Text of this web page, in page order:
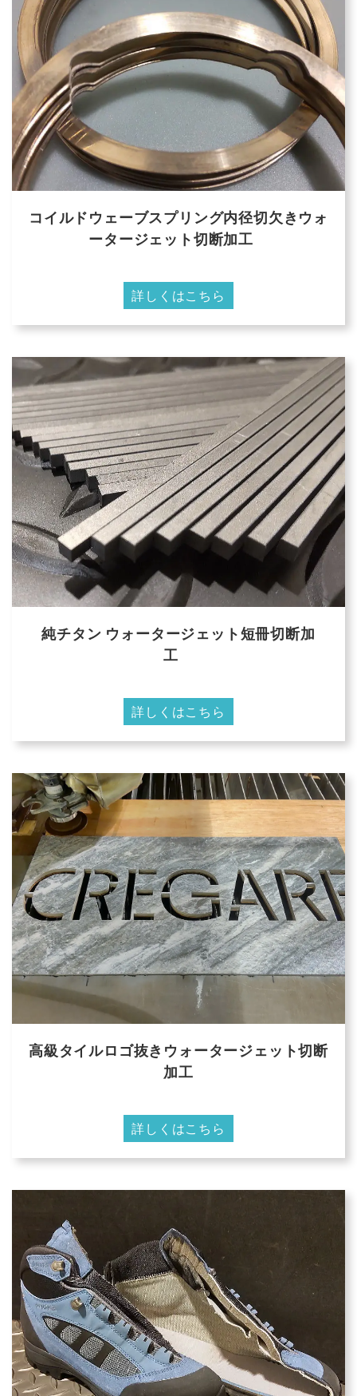
コイルドウェーブスプリング内径切欠きウォ
ータージェット切断加工
詳しくはこちら
純チタン ウォータージェット短冊切断加
工
詳しくはこちら
高級タイルロゴ抜きウォータージェット切断
加工
詳しくはこちら